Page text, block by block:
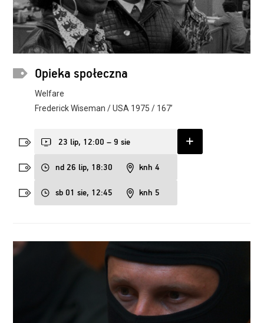
Opieka społeczna
Welfare
Frederick Wiseman / USA 1975 / 167’
nd 26 lip, 18:30 knh 4
sb 01 sie, 12:45 knh 5
23 lip, 12:00 – 9 sie